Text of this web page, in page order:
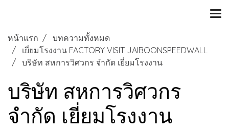
หน้าแรก
บทความทั้งหมด
เยี่ยมโรงงาน FACTORY VISIT JAIBOONSPEEDWALL
บริษัท สหการวิศวกร จำกัด เยี่ยมโรงงาน
บริษัท สหการวิศวกร
จำกัด เยี่ยมโรงงาน